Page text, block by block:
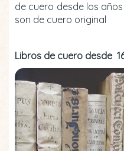
de cuero desde los
son de cuero original
Libros de cuero desde